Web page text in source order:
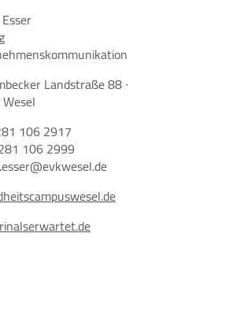
Landstraße 88 ∙
106 2917
106 2999